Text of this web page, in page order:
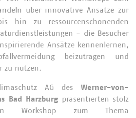
über innovative Ansätze zur
hin zu ressourcenschonenden
- die Besucher
Ansätze kennenlernen,
beizutragen und
zu nutzen.
AG des Werner-von-
Bad Harzburg präsentierten stolz
Workshop zum Thema